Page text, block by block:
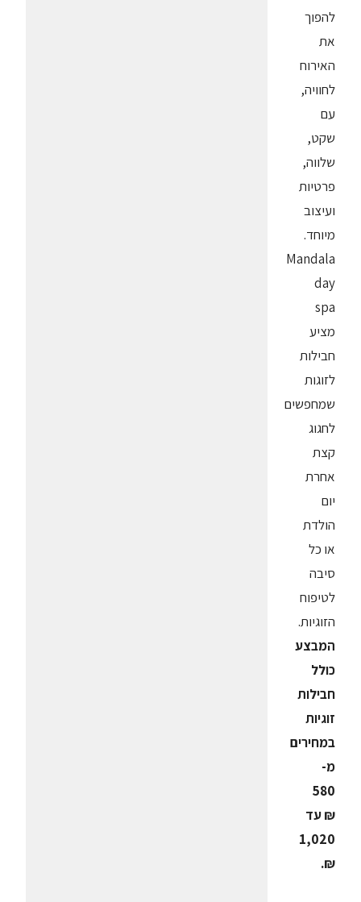
להפוך
את
האירוח
לחוויה,
עם
שקט,
שלווה,
פרטיות
ועיצוב
מיוחד.
Mandala
day
spa
מציע
חבילות
לזוגות
שמחפשים
לחגוג
קצת
אחרת
יום
הולדת
או כל
סיבה
לטיפוח
הזוגיות.
המבצע
כולל
חבילות
זוגיות
במחירים
מ-
580
₪ עד
1,020
₪.